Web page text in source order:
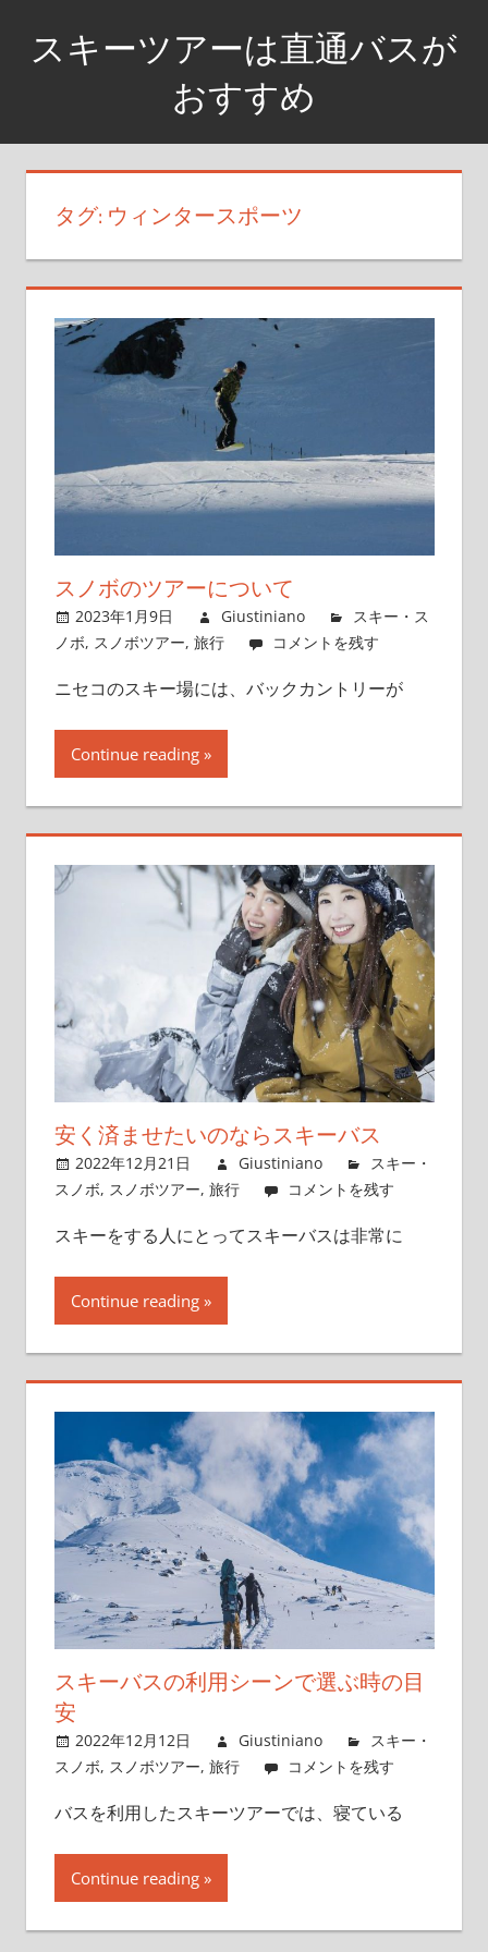
ツ
スキーツアーは直通バスが
おすすめ
乗
り
タグ: ウィンタースポーツ
スノボのツアーについて
2023年1月9日 Giustiniano
スキー・ス
ノボ, スノボツアー, 旅行 コメントを残す
ニセコのスキー場には、バックカントリーが
Continue reading
安く済ませたいのならスキーバス
2022年12月21日 Giustiniano
スキー・
スノボ, スノボツアー, 旅行 コメントを残す
スキーをする人にとってスキーバスは非常に
Continue reading
スキーバスの利用シーンで選ぶ時の目
安
2022年12月12日 Giustiniano
スキー・
スノボ, スノボツアー, 旅行 コメントを残す
バスを利用したスキーツアーでは、寝ている
Continue reading